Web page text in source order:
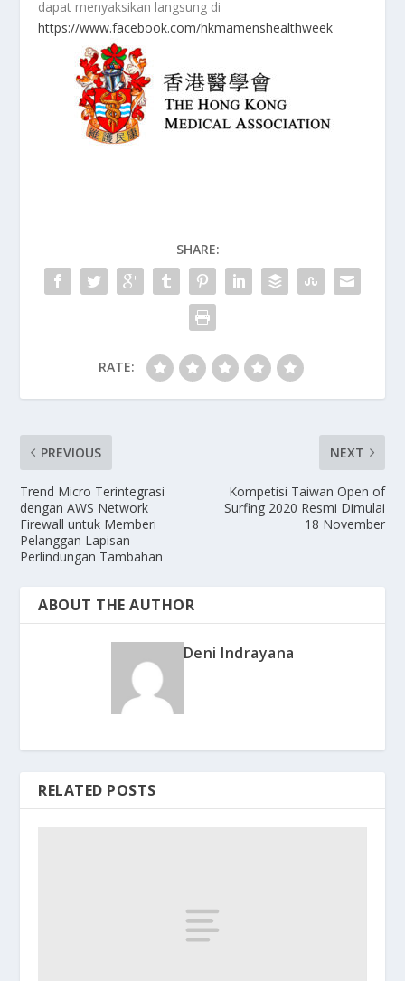
dapat menyaksikan langsung di
https://www.facebook.com/hkmamenshealthweek
SHARE:
RATE:
PREVIOUS
Trend Micro Terintegrasi
dengan AWS Network
Firewall untuk Memberi
Pelanggan Lapisan
Perlindungan Tambahan
NEXT
Kompetisi Taiwan Open of
Surfing 2020 Resmi Dimulai
18 November
ABOUT THE AUTHOR
Deni Indrayana
RELATED POSTS